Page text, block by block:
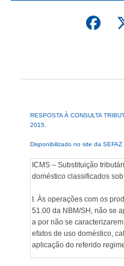
RESPOSTA À CONSULTA
2015.
Disponibilizado no site da SEFAZ
ICMS – Substituição
doméstico classificados
I. Às operações com os
51.00 da NBM/SH, não se
a por não se
efatos de uso doméstico,
aplicação do referido